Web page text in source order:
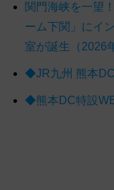
関門海峡を一望
ーム下関」にイ
室が誕生（2026
◆JR九州 熊本
◆熊本DC特設